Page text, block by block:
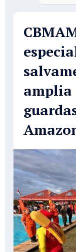
amplia